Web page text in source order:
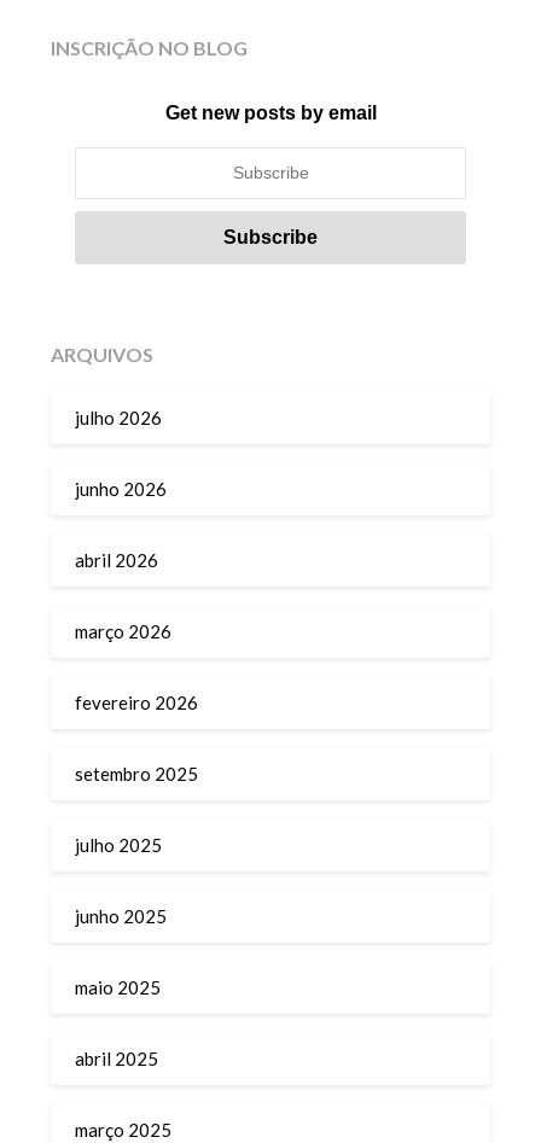
INSCRIÇÃO NO BLOG
Get new posts by email
ARQUIVOS
julho 2026
junho 2026
abril 2026
março 2026
fevereiro 2026
setembro 2025
julho 2025
junho 2025
maio 2025
abril 2025
março 2025